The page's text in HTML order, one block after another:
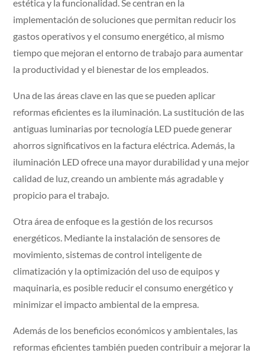
estética y la funcionalidad. Se centran en la
implementación de soluciones que permitan reducir los
gastos operativos y el consumo energético, al mismo
tiempo que mejoran el entorno de trabajo para aumentar
la productividad y el bienestar de los empleados.
Una de las áreas clave en las que se pueden aplicar
reformas eficientes es la iluminación. La sustitución de las
antiguas luminarias por tecnología LED puede generar
ahorros significativos en la factura eléctrica. Además, la
iluminación LED ofrece una mayor durabilidad y una mejor
calidad de luz, creando un ambiente más agradable y
propicio para el trabajo.
Otra área de enfoque es la gestión de los recursos
energéticos. Mediante la instalación de sensores de
movimiento, sistemas de control inteligente de
climatización y la optimización del uso de equipos y
maquinaria, es posible reducir el consumo energético y
minimizar el impacto ambiental de la empresa.
Además de los beneficios económicos y ambientales, las
reformas eficientes también pueden contribuir a mejorar la